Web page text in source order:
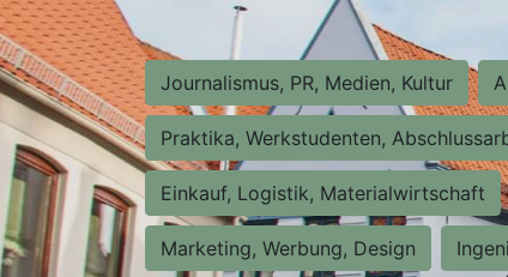
Journalismus, PR, Medien, Kultur
Praktika, Werkstudenten,
Einkauf, Logistik, Materialwirtschaft
Marketing, Werbung, Design